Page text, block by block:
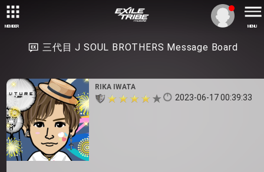
MEMBER MENU
三代目 J SOUL BROTHERS Message Board
RIKA IWATA
2023-06-17 00:39:33